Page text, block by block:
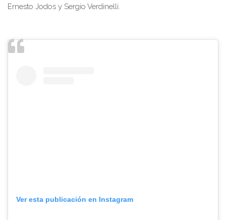
Ernesto Jodos y Sergio Verdinelli.
Ver esta publicación en Instagram